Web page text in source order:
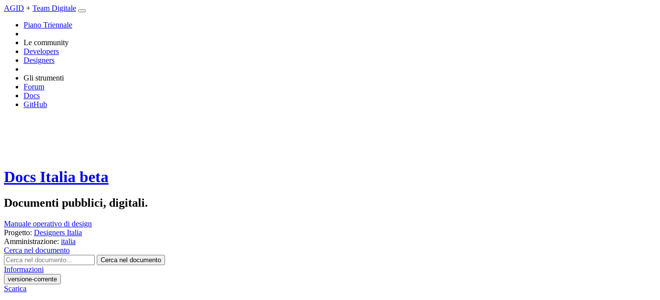
AGID + Team Digitale
Piano Triennale
Le community
Developers
Designers
Gli strumenti
Forum
Docs
GitHub
Docs Italia beta
Documenti pubblici, digitali.
Manuale operativo di design
Progetto: Designers Italia
Amministrazione: italia
Cerca nel documento
Cerca nel documento
Informazioni
versione-corrente
Scarica